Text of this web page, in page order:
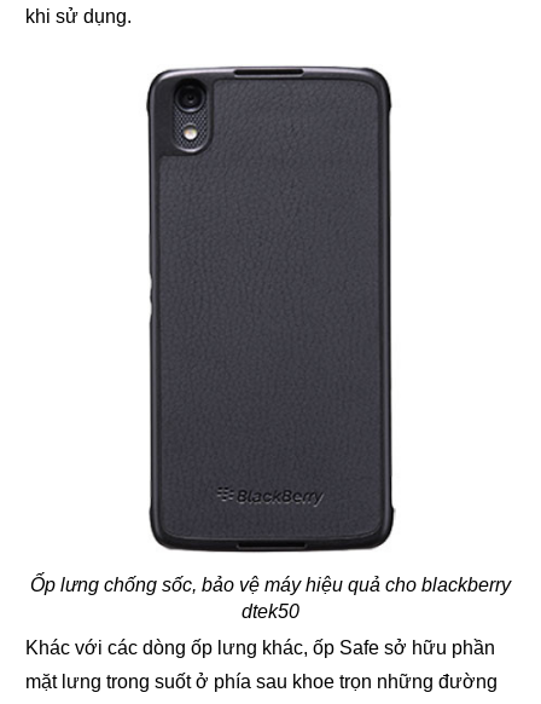
khi sử dụng.
Ốp lưng chống sốc, bảo vệ máy hiệu quả cho blackberry
dtek50
Khác với các dòng ốp lưng khác, ốp Safe sở hữu phần
mặt lưng trong suốt ở phía sau khoe trọn những đường